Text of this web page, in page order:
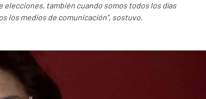
también cuando somos todos los días
los medios de comunicación”, sostuvo.